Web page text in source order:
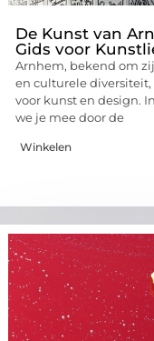
De Kunst van
Gids voor
Arnhem, bekend om
en culturele diversiteit,
voor kunst en design.
we je mee door de
Winkelen